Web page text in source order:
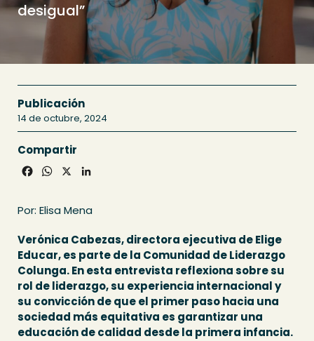
desigual”
Publicación
14 de octubre, 2024
Compartir
Facebook
WhatsApp
Por: Elisa Mena
Verónica Cabezas, directora ejecutiva de Elige
Educar, es parte de la Comunidad de Liderazgo
Colunga. En esta entrevista reflexiona sobre su
rol de liderazgo, su experiencia internacional y
su convicción de que el primer paso hacia una
sociedad más equitativa es garantizar una
educación de calidad desde la primera infancia.